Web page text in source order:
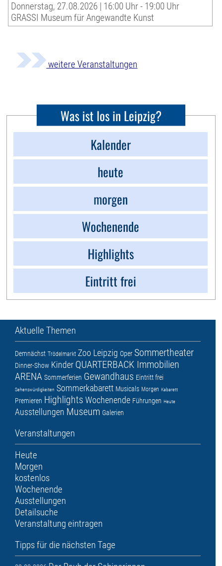
Donnerstag, 27.08.2026 | 16:00 Uhr - 19:00 Uhr
GRASSI Museum für Angewandte Kunst
weitere Veranstaltungen
Was ist los in Leipzig?
Kalender
heute
morgen
Wochenende
Highlights
Eintritt frei
Aktuelle Themen
Demnächst Trödelmarkt Zoo Leipzig Oper Sommertheater
Dinner-Show Kinder QUARTERBACK Immobilien
ARENA Sommerferien Gewandhaus Eintritt frei
Sehenswürdigkeiten Sommerkabarett Musicals Morgen Kabarett
Premieren Highlights Wochenende Führungen Heute
Ausstellungen Museum Galerien
Veranstaltungen
Heute
Morgen
kostenlos
Wochenende
Ausstellungen
Detailsuche
Veranstaltung eintragen
Tipps für die nächsten Tage